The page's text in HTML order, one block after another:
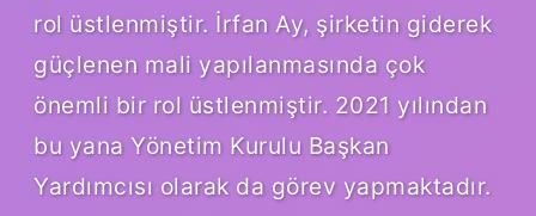
rol üstlenmiştir. İrfan Ay, şirketin giderek
güçlenen mali yapılanmasında çok
önemli bir rol üstlenmiştir. 2021 yılından
bu yana Yönetim Kurulu Başkan
Yardımcısı olarak da görev yapmaktadır.